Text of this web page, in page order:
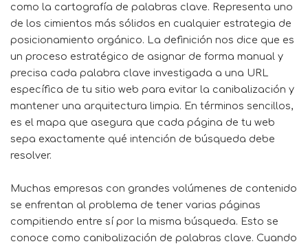
como la cartografía de palabras clave. Representa uno
de los cimientos más sólidos en cualquier estrategia de
posicionamiento orgánico. La definición nos dice que es
un proceso estratégico de asignar de forma manual y
precisa cada palabra clave investigada a una URL
específica de tu sitio web para evitar la canibalización y
mantener una arquitectura limpia. En términos sencillos,
es el mapa que asegura que cada página de tu web
sepa exactamente qué intención de búsqueda debe
resolver.
Muchas empresas con grandes volúmenes de contenido
se enfrentan al problema de tener varias páginas
compitiendo entre sí por la misma búsqueda. Esto se
conoce como canibalización de palabras clave. Cuando